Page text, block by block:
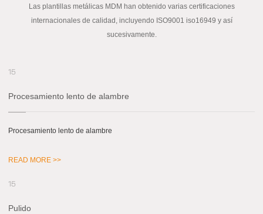
Las plantillas metálicas MDM han obtenido varias certificaciones
internacionales de calidad, incluyendo ISO9001 iso16949 y así
sucesivamente.
15
Procesamiento lento de alambre
Procesamiento lento de alambre
READ MORE >>
15
Pulido